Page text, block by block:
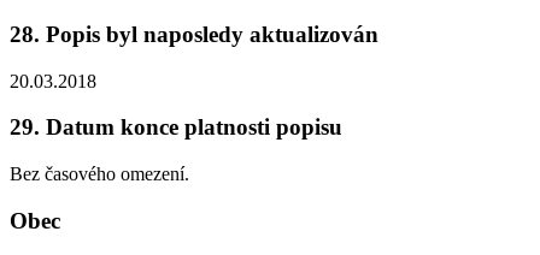
28. Popis byl naposledy aktualizován
20.03.2018
29. Datum konce platnosti popisu
Bez časového omezení.
Obec